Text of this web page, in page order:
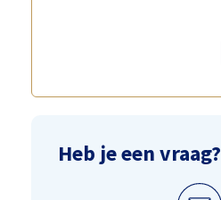
Heb je een vraag?